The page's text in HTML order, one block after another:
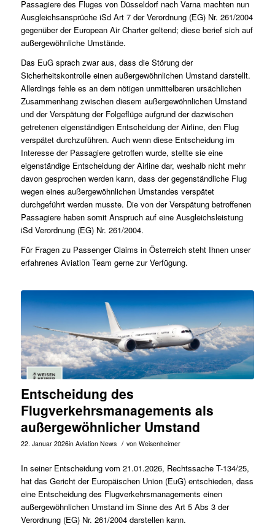
Passagiere des Fluges von Düsseldorf nach Varna machten nun
Ausgleichsansprüche iSd Art 7 der Verordnung (EG) Nr. 261/2004
gegenüber der European Air Charter geltend; diese berief sich auf
außergewöhnliche Umstände.
Das EuG sprach zwar aus, dass die Störung der
Sicherheitskontrolle einen außergewöhnlichen Umstand darstellt.
Allerdings fehle es an dem nötigen unmittelbaren ursächlichen
Zusammenhang zwischen diesem außergewöhnlichen Umstand
und der Verspätung der Folgeflüge aufgrund der dazwischen
getretenen eigenständigen Entscheidung der Airline, den Flug
verspätet durchzuführen. Auch wenn diese Entscheidung im
Interesse der Passagiere getroffen wurde, stellte sie eine
eigenständige Entscheidung der Airline dar, weshalb nicht mehr
davon gesprochen werden kann, dass der gegenständliche Flug
wegen eines außergewöhnlichen Umstandes verspätet
durchgeführt werden musste. Die von der Verspätung betroffenen
Passagiere haben somit Anspruch auf eine Ausgleichsleistung
iSd Verordnung (EG) Nr. 261/2004.
Für Fragen zu Passenger Claims in Österreich steht Ihnen unser
erfahrenes Aviation Team gerne zur Verfügung.
Entscheidung des
Flugverkehrsmanagements als
außergewöhnlicher Umstand
22. Januar 2026in Aviation News / von Weisenheimer
In seiner Entscheidung vom 21.01.2026, Rechtssache T-134/25,
hat das Gericht der Europäischen Union (EuG) entschieden, dass
eine Entscheidung des Flugverkehrsmanagements einen
außergewöhnlichen Umstand im Sinne des Art 5 Abs 3 der
Verordnung (EG) Nr. 261/2004 darstellen kann.